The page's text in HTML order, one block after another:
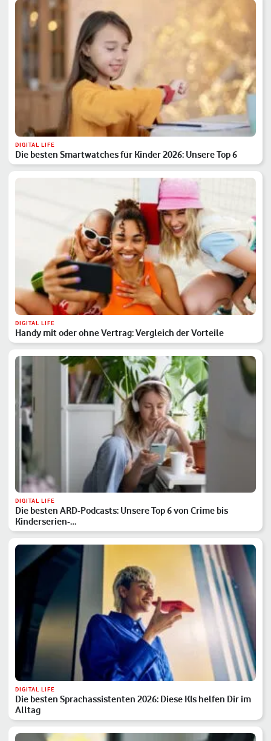
DIGITAL LIFE
Die besten Smartwatches für Kinder 2026: Unsere Top 6
DIGITAL LIFE
Handy mit oder ohne Vertrag: Vergleich der Vorteile
DIGITAL LIFE
Die besten ARD-Podcasts: Unsere Top 6 von Crime bis
Kinderserien-…
DIGITAL LIFE
Die besten Sprachassistenten 2026: Diese KIs helfen Dir im
Alltag